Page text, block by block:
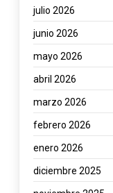
julio 2026
junio 2026
mayo 2026
abril 2026
marzo 2026
febrero 2026
enero 2026
diciembre 2025